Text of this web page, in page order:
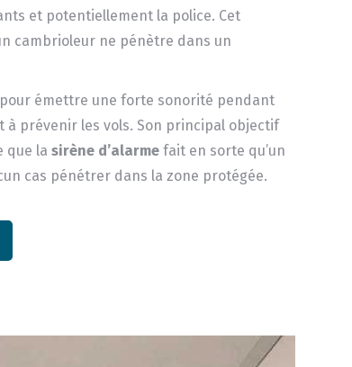
et potentiellement la police. Cet
cambrioleur ne pénètre dans un
pour émettre une forte sonorité pendant
à prévenir les vols. Son principal objectif
que lasirène d’alarme fait en sorte qu’un
cas pénétrer dans la zone protégée.